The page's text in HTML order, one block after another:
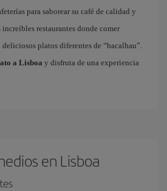
para saborear su café de calidad y
increíbles restaurantes donde comer
platos diferentes de “bacalhau”.
a Lisboa y disfruta de una experiencia
en Lisboa